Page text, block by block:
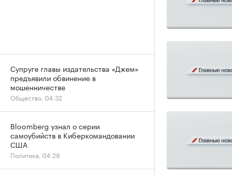
Супруге главы издательства «Джем»
предъявили обвинение в
мошенничестве
Общество, 04:32
Bloomberg узнал о серии
самоубийств в Киберкомандовании
США
Политика, 04:26